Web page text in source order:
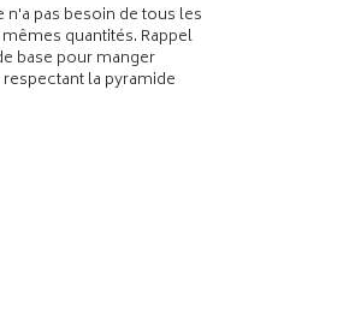
n'a pas besoin de tous les
quantités. Rappel
base pour manger
la pyramide